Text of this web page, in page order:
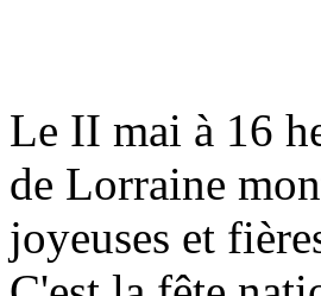
Le II mai à 16
de Lorraine
joyeuses et